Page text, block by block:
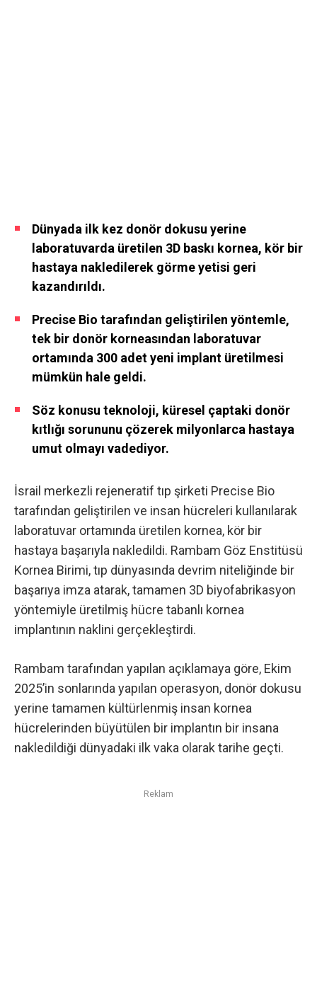
Dünyada ilk kez donör dokusu yerine
laboratuvarda üretilen 3D baskı kornea, kör bir
hastaya nakledilerek görme yetisi geri
kazandırıldı.
Precise Bio tarafından geliştirilen yöntemle,
tek bir donör korneasından laboratuvar
ortamında 300 adet yeni implant üretilmesi
mümkün hale geldi.
Söz konusu teknoloji, küresel çaptaki donör
kıtlığı sorununu çözerek milyonlarca hastaya
umut olmayı vadediyor.
İsrail merkezli rejeneratif tıp şirketi Precise Bio
tarafından geliştirilen ve insan hücreleri kullanılarak
laboratuvar ortamında üretilen kornea, kör bir
hastaya başarıyla nakledildi. Rambam Göz Enstitüsü
Kornea Birimi, tıp dünyasında devrim niteliğinde bir
başarıya imza atarak, tamamen 3D biyofabrikasyon
yöntemiyle üretilmiş hücre tabanlı kornea
implantının naklini gerçekleştirdi.
Rambam tarafından yapılan açıklamaya göre, Ekim
2025’in sonlarında yapılan operasyon, donör dokusu
yerine tamamen kültürlenmiş insan kornea
hücrelerinden büyütülen bir implantın bir insana
nakledildiği dünyadaki ilk vaka olarak tarihe geçti.
Reklam